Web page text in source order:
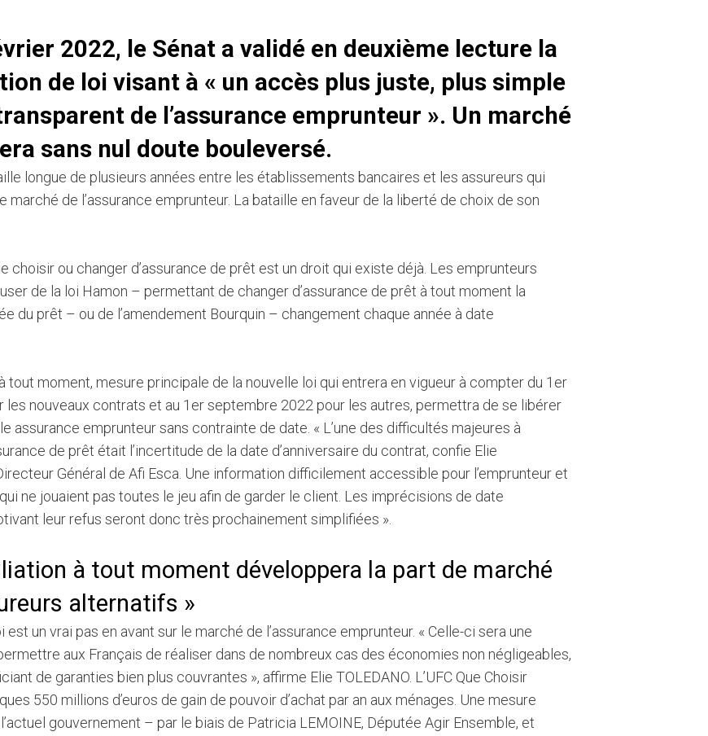
2022, le Sénat a validé en deuxième lecture la
de loi visant à « un accès plus juste, plus simple
de l’assurance emprunteur ». Un marché
sans nul doute bouleversé.
longue de plusieurs années entre les établissements bancaires et les assureurs qui
marché de l’assurance emprunteur. La bataille en faveur de la liberté de choix de son
choisir ou changer d’assurance de prêt est un droit qui existe déjà. Les emprunteurs
de la loi Hamon – permettant de changer d’assurance de prêt à tout moment la
du prêt – ou de l’amendement Bourquin – changement chaque année à date
tout moment, mesure principale de la nouvelle loi qui entrera en vigueur à compter du 1er
les nouveaux contrats et au 1er septembre 2022 pour les autres, permettra de se libérer
assurance emprunteur sans contrainte de date. « L’une des difficultés majeures à
de prêt était l’incertitude de la date d’anniversaire du contrat, confie Elie
Général de Afi Esca. Une information difficilement accessible pour l’emprunteur et
ne jouaient pas toutes le jeu afin de garder le client. Les imprécisions de date
leur refus seront donc très prochainement simplifiées ».
à tout moment développera la part de marché
alternatifs »
est un vrai pas en avant sur le marché de l’assurance emprunteur. « Celle-ci sera une
aux Français de réaliser dans de nombreux cas des économies non négligeables,
de garanties bien plus couvrantes », affirme Elie TOLEDANO. L’UFC Que Choisir
550 millions d’euros de gain de pouvoir d’achat par an aux ménages. Une mesure
gouvernement – par le biais de Patricia LEMOINE, Députée Agir Ensemble, et